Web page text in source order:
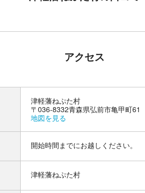
アクセス
津軽藩ねぷた村
〒036-8332青森県弘前市亀甲町61
地図を見る
開始時間までにお越しください。
津軽藩ねぷた村